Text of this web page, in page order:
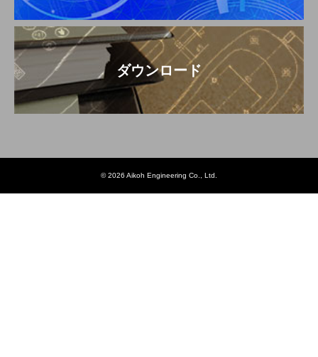
ダウンロード
© 2026 Aikoh Engineering Co., Ltd.